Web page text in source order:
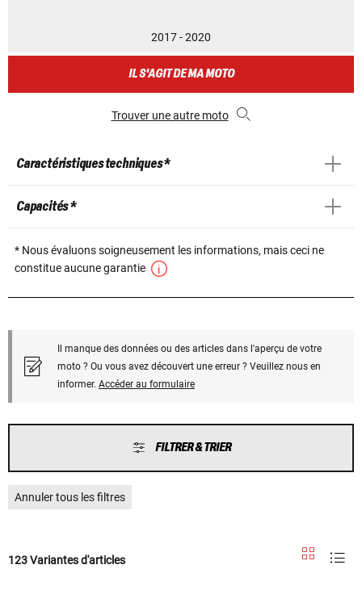
2017 - 2020
IL S'AGIT DE MA MOTO
Trouver une autre moto
Caractéristiques techniques *
Capacités *
* Nous évaluons soigneusement les informations, mais ceci ne
constitue aucune garantie
Il manque des données ou des articles dans l'aperçu de votre
moto ? Ou vous avez découvert une erreur ? Veuillez nous en
informer. Accéder au formulaire
FILTRER & TRIER
Annuler tous les filtres
123 Variantes d'articles